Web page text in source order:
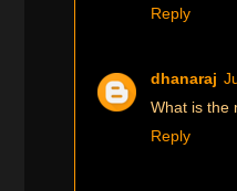
Reply
dhanaraj
What is the
Reply